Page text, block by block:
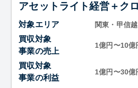
アセットライト経営＋ク
対象エリア 関東・甲信越
買収対象
事業の売上
1億円〜10億
買収対象
事業の利益
1億円〜30億